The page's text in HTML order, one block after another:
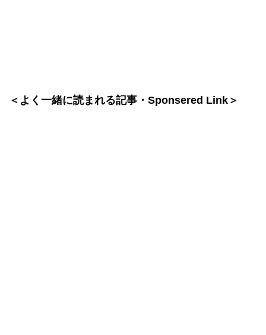
＜よく一緒に読まれる記事・Sponsered Link＞